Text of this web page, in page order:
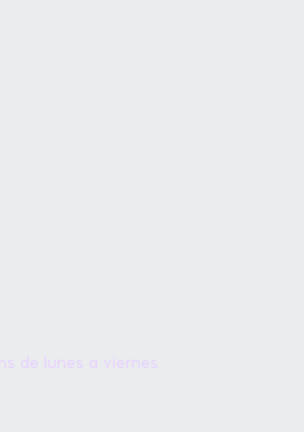
de lunes a viernes.